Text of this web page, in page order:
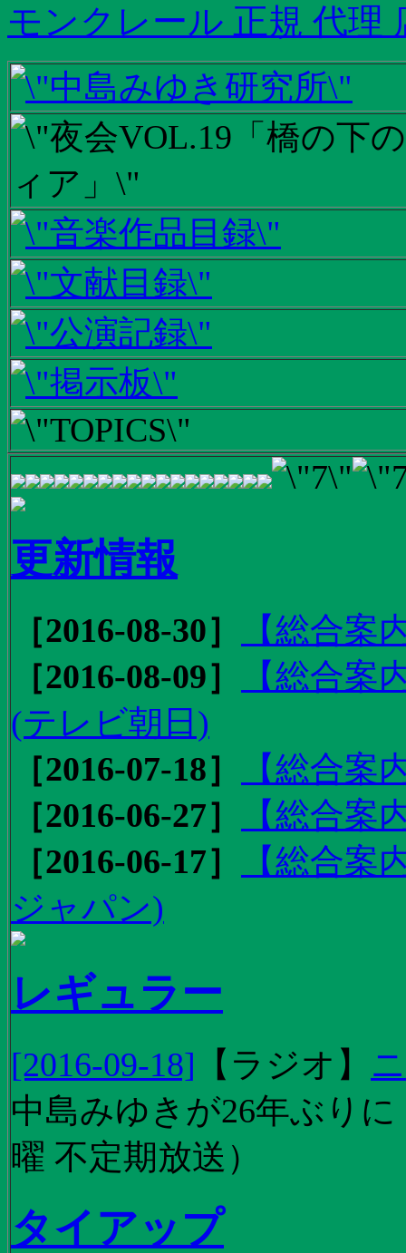
モンクレール 正規 代理
更新情報
［2016-08-30］
【総合
［2016-08-09］
【総合
(テレビ朝日)
［2016-07-18］
【総合案
［2016-06-27］
【総合案
［2016-06-17］
【総合
ジャパン)
レギュラー
[2016-09-18] 【 ラジオ 】
中島みゆきが26年ぶり
曜 不定期放送）
タイアップ